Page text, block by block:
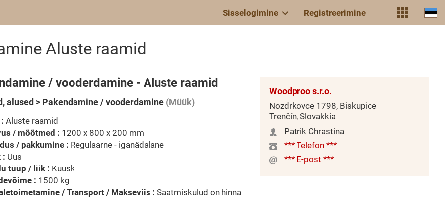
Sisselogimine Registreerimine
Aluste raamid
/ vooderdamine - Aluste raamid
alused > Pakendamine / vooderdamine (Müük)
Aluste raamid
/ mõõtmed : 1200 x 800 x 200 mm
/ pakkumine : Regulaarne - iganädalane
: Uus
tüüp / liik : Kuusk
: 1500 kg
/ Transport / Makseviis : Saatmiskulud on hinna
Woodproo s.r.o.
Nozdrkovce 1798, Biskupice
Trenčín, Slovakkia
Patrik Chrastina
*** Telefon ***
*** E-post ***